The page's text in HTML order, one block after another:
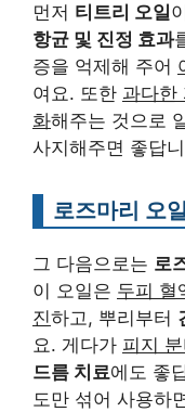
먼저 티트리 오일
항균 및 진정 효과
증을 억제해 주어
여요. 또한 과다한
화해주는 것으로
사지해주면 좋답
로즈마리 오일
그 다음으로는 로
이 오일은 두피 혈
진하고, 뿌리부터
요. 게다가 피지
드름 치료에도 좋
도만 섞어 사용하